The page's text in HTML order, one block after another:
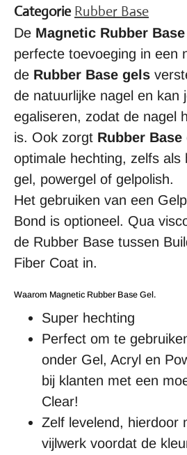
Categorie Rubber Base
De Magnetic Rubber
perfecte toevoeging in een
de Rubber Base gels
de natuurlijke nagel en kan
egaliseren, zodat de nagel
is. Ook zorgt Rubber Base
optimale hechting, zelfs als
gel, powergel of gelpolish.
Het gebruiken van een
Bond is optioneel. Qua
de Rubber Base tussen
Fiber Coat in.
Waarom Magnetic Rubber Base Gel.
Super hechting
Perfect om te
onder Gel, Acryl en
bij klanten met een
Clear!
Zelf levelend, hierdoor
vijlwerk voordat de